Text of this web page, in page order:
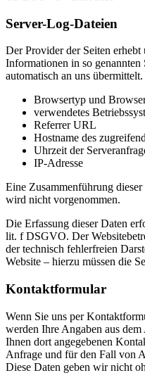
Server-Log-Dateien
Der Provider der Seiten erhebt
Informationen in so
automatisch an uns
Browsertyp und
verwendetes
Referrer URL
Hostname des
Uhrzeit der
IP-Adresse
Eine Zusammenführung
wird nicht vorgenommen.
Die Erfassung dieser Daten
lit. f DSGVO. Der
der technisch fehlerfreien
Website – hierzu müssen die
Kontaktformular
Wenn Sie uns per
werden Ihre Angaben aus
Ihnen dort angegebenen
Anfrage und für den Fall von
Diese Daten geben wir nicht